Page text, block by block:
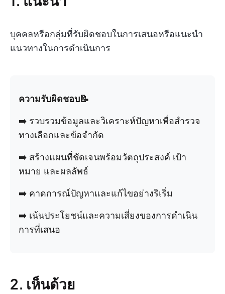
บุคคลหรือกลุ่มที่รับผิดชอบในการเสนอหรือแนะนำ
แนวทางในการดำเนินการ
ความรับผิดชอบ📝
➡️ รวบรวมข้อมูลและวิเคราะห์ปัญหาเพื่อสำรวจ
ทางเลือกและข้อจำกัด
➡️ สร้างแผนที่ชัดเจนพร้อมวัตถุประสงค์ เป้า
หมาย และผลลัพธ์
➡️ คาดการณ์ปัญหาและแก้ไขอย่างริเริ่ม
➡️ เน้นประโยชน์และความเสี่ยงของการดำเนิน
การที่เสนอ
2. เห็นด้วย